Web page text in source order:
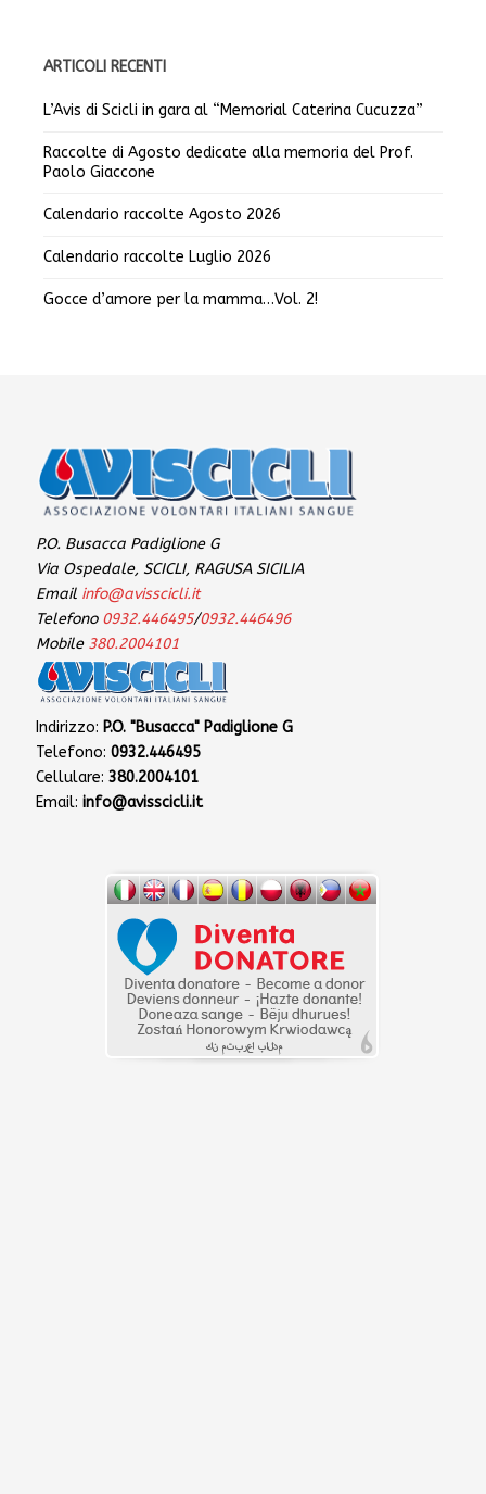
ARTICOLI RECENTI
L’Avis di Scicli in gara al “Memorial Caterina Cucuzza”
Raccolte di Agosto dedicate alla memoria del Prof.
Paolo Giaccone
Calendario raccolte Agosto 2026
Calendario raccolte Luglio 2026
Gocce d’amore per la mamma…Vol. 2!
P.O. Busacca Padiglione G
Via Ospedale, SCICLI, RAGUSA SICILIA
Email info@avisscicli.it
Telefono 0932.446495/0932.446496
Mobile 380.2004101
Indirizzo: P.O. "Busacca" Padiglione G
Telefono: 0932.446495
Cellulare: 380.2004101
Email: info@avisscicli.it